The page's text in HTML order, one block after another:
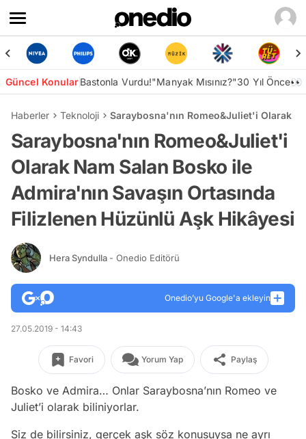
Güncel KonularBastonla Vurdu!"Manyak Mısınız?"30 Yıl Önce👀
Haberler Teknoloji Saraybosna'nın Romeo&Juliet'i Olarak
Saraybosna'nın Romeo&Juliet'i
Olarak Nam Salan Bosko ile
Admira'nın Savaşın Ortasında
Filizlenen Hüzünlü Aşk Hikâyesi
Hera Syndulla - Onedio Editörü
Onedio’yu Google'a ekleyin
27.05.2019 - 14:43
Favori Yorum Yap Paylaş
Bosko ve Admira… Onlar Saraybosna’nın Romeo ve
Juliet’i olarak biliniyorlar.
Siz de bilirsiniz, gerçek aşk söz konusuysa ne ayrı